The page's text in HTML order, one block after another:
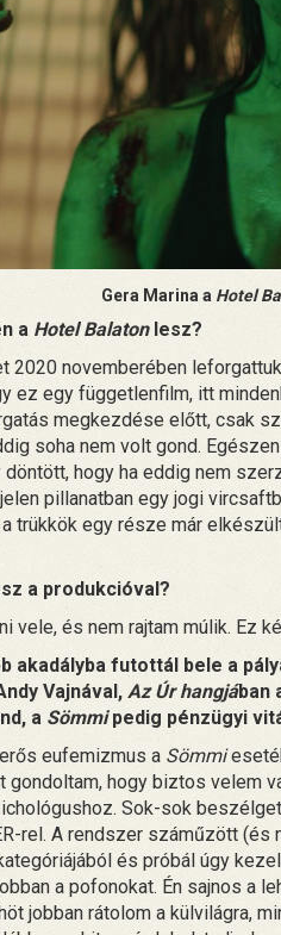
Gera Marina a Hotel
a Hotel Balatonlesz?
2020 novemberében
ez egy függetlenfilm, itt
megkezdése előtt, csak
soha nem volt gond.
hogy ha eddig nem
pillanatban egy jogi
trükkök egy része már
a produkcióval?
vele, és nem rajtam múlik. Ez
akadályba futottál bele a
Vajnával, Az Úr hangjában
a Sömmipedig pénzügyi
eufemizmus a Sömmi
gondoltam, hogy biztos velem
Sok-sok
rel. A rendszer száműzött (és
és próbál úgy
a pofonokat. Én sajnos a
jobban rátolom a külvilágra,